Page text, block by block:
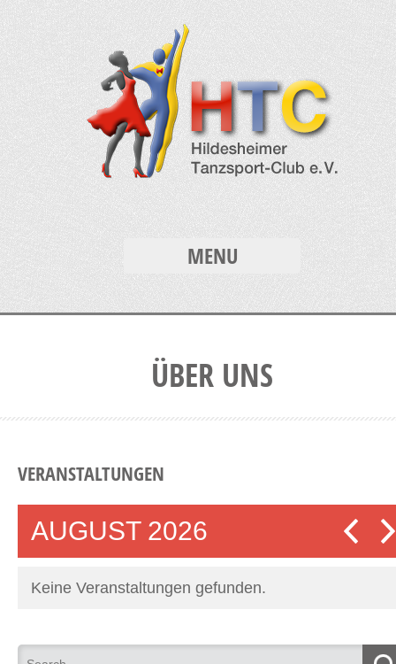
MENU
ÜBER UNS
VERANSTALTUNGEN
AUGUST 2026
Keine Veranstaltungen gefunden.